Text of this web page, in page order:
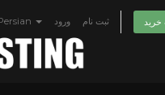
ورود ثبت نام خرید